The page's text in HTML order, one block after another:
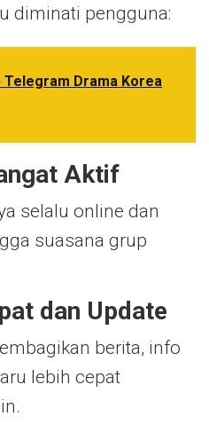
diminati pengguna:
Telegram Drama Korea
Aktif
selalu online dan
suasana grup
dan Update
berita, info
lebih cepat